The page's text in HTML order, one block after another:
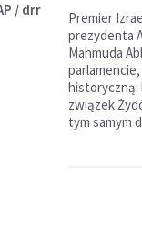
/ drr
Premier
prezydenta
Mahmuda
historyczną:
związek
tym samym